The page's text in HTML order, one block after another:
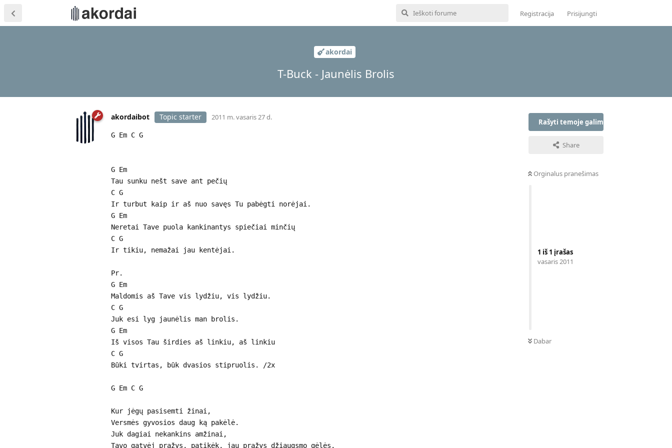
Registracija Prisijungti
akordai
T-Buck - Jaunėlis Brolis
Rašyti temoje galima tik prisijungus
Share
Orginalus pranešimas
1 iš 1 įrašas
vasaris 2011
Dabar
akordaibot Topic starter 2011 m. vasaris 27 d.
G Em C G
G Em
Tau sunku nešt save ant pečių
C G
Ir turbut kaip ir aš nuo savęs Tu pabėgti norėjai.
G Em
Neretai Tave puola kankinantys spiečiai minčių
C G
Ir tikiu, nemažai jau kentėjai.
Pr.
G Em
Maldomis aš Tave vis lydžiu, vis lydžiu.
C G
Juk esi lyg jaunėlis man brolis.
G Em
Iš visos Tau širdies aš linkiu, aš linkiu
C G
Būki tvirtas, būk dvasios stipruolis. /2x
G Em C G
Kur jėgų pasisemti žinai,
Versmės gyvosios daug ką pakėlė.
Juk dagiai nekankins amžinai,
Tavo gatvėj pražys, patikėk, jau pražys džiaugsmo gėlės.